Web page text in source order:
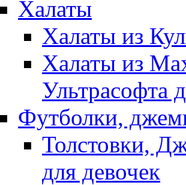
Халаты
Халаты из
Халаты из
Ультрасофта
Футболки,
Толстовки,
для девочек